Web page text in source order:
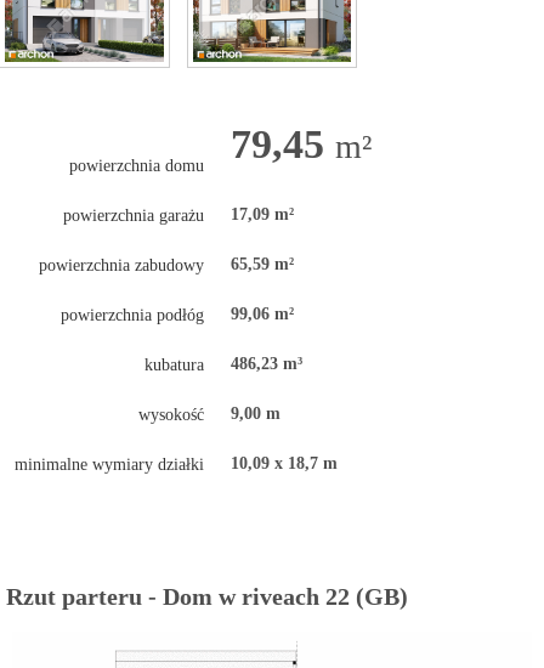
powierzchnia domu 79,45 m²
powierzchnia garażu 17,09 m²
powierzchnia zabudowy 65,59 m²
powierzchnia podłóg 99,06 m²
kubatura 486,23 m³
wysokość 9,00 m
minimalne wymiary działki 10,09 x 18,7 m
Rzut parteru - Dom w riveach 22 (GB)